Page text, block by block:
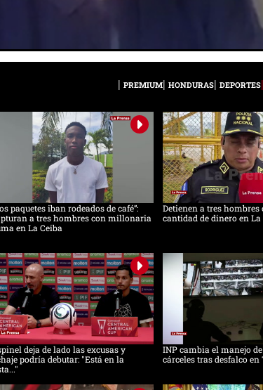
PREMIUM HONDURAS DEPORTES
paquetes iban rodeados de café”:
a tres hombres con millonaria
en La Ceiba
Detienen a tres hombres
cantidad de dinero en La
deja de lado las excusas y
podría debutar: "Está en la
INP cambia el manejo
cárceles tras desfalco en